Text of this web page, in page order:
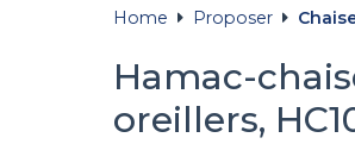
Home Proposer
Hamac-
oreillers,